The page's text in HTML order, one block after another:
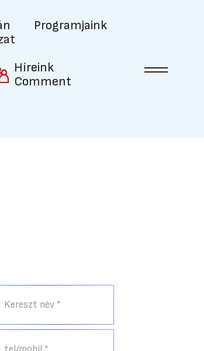
Programjaink
Híreink
Comment